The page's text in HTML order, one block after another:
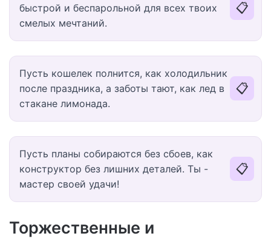
быстрой и беспарольной для всех твоих
смелых мечтаний.
📋
Пусть кошелек полнится, как холодильник
после праздника, а заботы тают, как лед в
стакане лимонада.
📋
Пусть планы собираются без сбоев, как
конструктор без лишних деталей. Ты -
мастер своей удачи!
📋
Торжественные и